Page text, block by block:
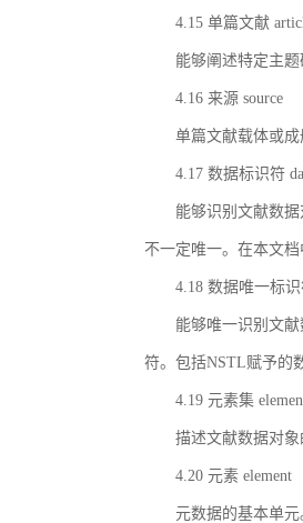
4.15 单篇文献
能够阐述特定主
4.16 来源 source
单篇文献载体或
4.17 数据标识符
能够识别文献数
不一定唯一。在本文
4.18 数据唯一标
能够唯一识别文
符。包括NSTL赋予的
4.19 元素集
描述文献数据对
4.20 元素 element
元数据的基本单元